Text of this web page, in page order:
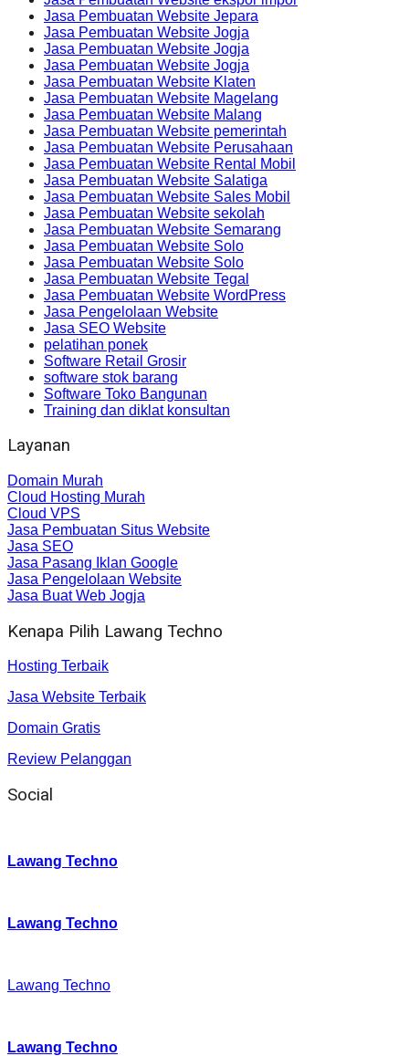
Jasa Pembuatan Website Jepara
Jasa Pembuatan Website Jogja
Jasa Pembuatan Website Jogja
Jasa Pembuatan Website Jogja
Jasa Pembuatan Website Klaten
Jasa Pembuatan Website Magelang
Jasa Pembuatan Website Malang
Jasa Pembuatan Website pemerintah
Jasa Pembuatan Website Perusahaan
Jasa Pembuatan Website Rental Mobil
Jasa Pembuatan Website Salatiga
Jasa Pembuatan Website Sales Mobil
Jasa Pembuatan Website sekolah
Jasa Pembuatan Website Semarang
Jasa Pembuatan Website Solo
Jasa Pembuatan Website Solo
Jasa Pembuatan Website Tegal
Jasa Pembuatan Website WordPress
Jasa Pengelolaan Website
Jasa SEO Website
pelatihan ponek
Software Retail Grosir
software stok barang
Software Toko Bangunan
Training dan diklat konsultan
Layanan
Domain Murah
Cloud Hosting Murah
Cloud VPS
Jasa Pembuatan Situs Website
Jasa SEO
Jasa Pasang Iklan Google
Jasa Pengelolaan Website
Jasa Buat Web Jogja
Kenapa Pilih Lawang Techno
Hosting Terbaik
Jasa Website Terbaik
Domain Gratis
Review Pelanggan
Social
Lawang Techno
Lawang Techno
Lawang Techno
Lawang Techno